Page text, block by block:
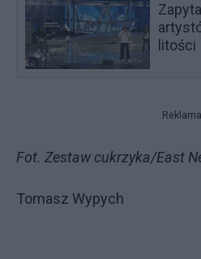
litości
Reklama
Fot. Zestaw cukrzyka/East
Tomasz Wypych